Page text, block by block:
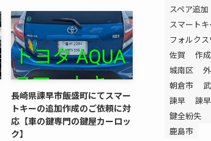
長崎県諫早市飯盛町にてスマー
トキーの追加作成のご依頼に対
応【車の鍵専門の鍵屋カーロッ
ク】
スペア追加
スマート
フォルク
佐賀
作成
城南区
朝倉市
諫早
諫
鍵全紛失
鹿島市